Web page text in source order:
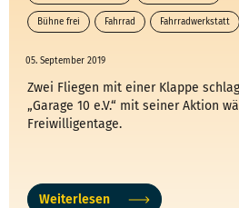
Bühne frei Fahrrad Fahrradwerkstatt
05. September 2019
Zwei Fliegen mit einer Klappe
„Garage 10 e.V.“ mit seiner Aktion
Freiwilligentage.
Weiterlesen